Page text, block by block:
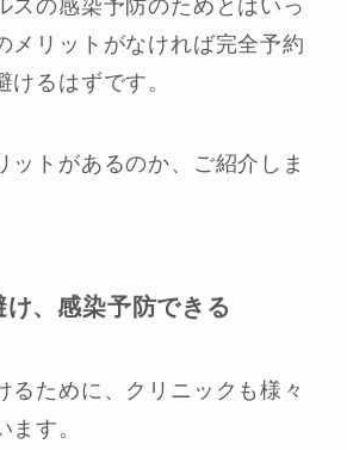
スの感染予防のためとはいっ
メリットがなければ完全予約
るはずです。
ットがあるのか、ご紹介しま
、感染予防できる
るために、クリニックも様々
ます。